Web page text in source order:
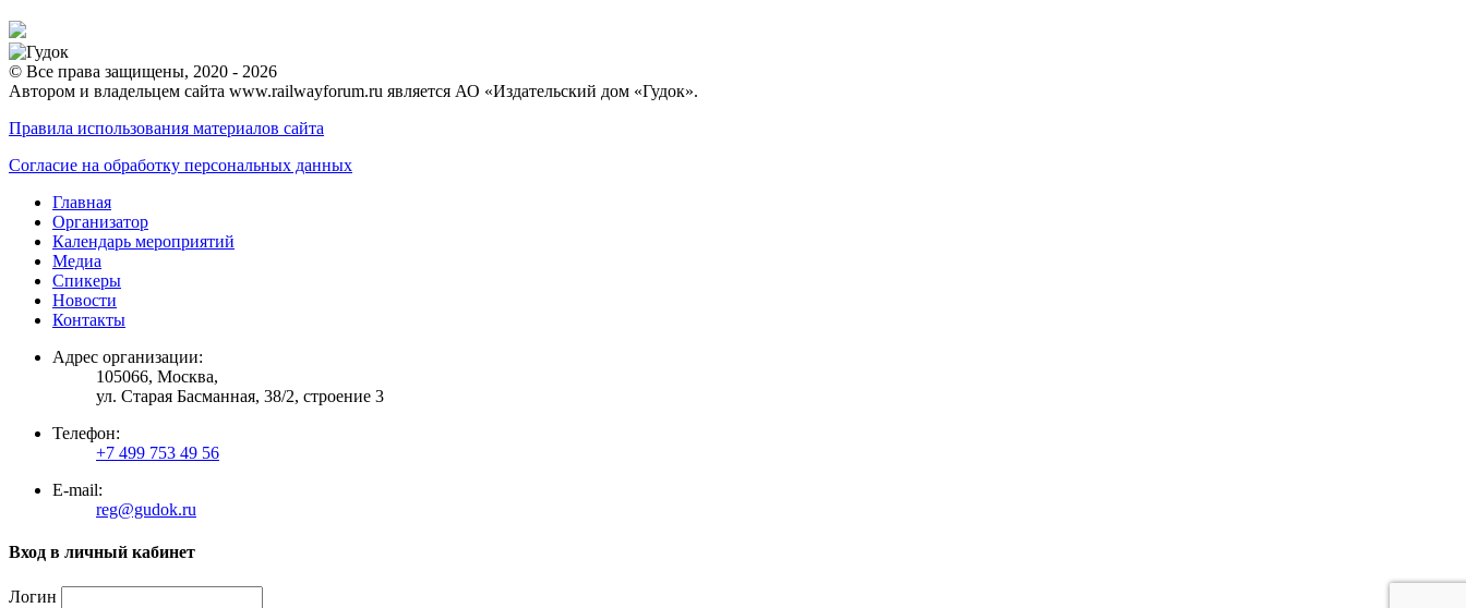
© Все права защищены, 2020 - 2026
Автором и владельцем сайта www.railwayforum.ru является АО «Издательский дом «Гудок».
Правила использования материалов сайта
Согласие на обработку персональных данных
Главная
Организатор
Календарь мероприятий
Медиа
Спикеры
Новости
Контакты
Адрес организации:
105066, Москва,
ул. Старая Басманная, 38/2, строение 3
Телефон:
+7 499 753 49 56
E-mail:
reg@gudok.ru
Вход в личный кабинет
Логин